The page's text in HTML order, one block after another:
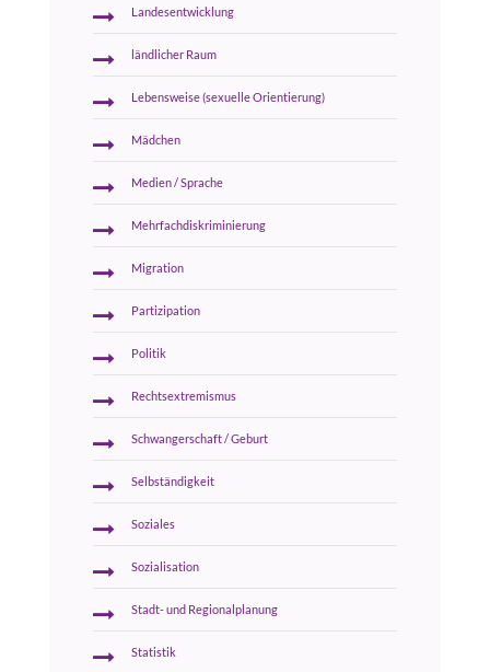
Landesentwicklung
ländlicher Raum
Lebensweise (sexuelle Orientierung)
Mädchen
Medien / Sprache
Mehrfachdiskriminierung
Migration
Partizipation
Politik
Rechtsextremismus
Schwangerschaft / Geburt
Selbständigkeit
Soziales
Sozialisation
Stadt- und Regionalplanung
Statistik